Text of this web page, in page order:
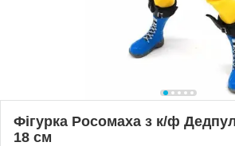
Фігурка Росомаха з к/ф
18 см